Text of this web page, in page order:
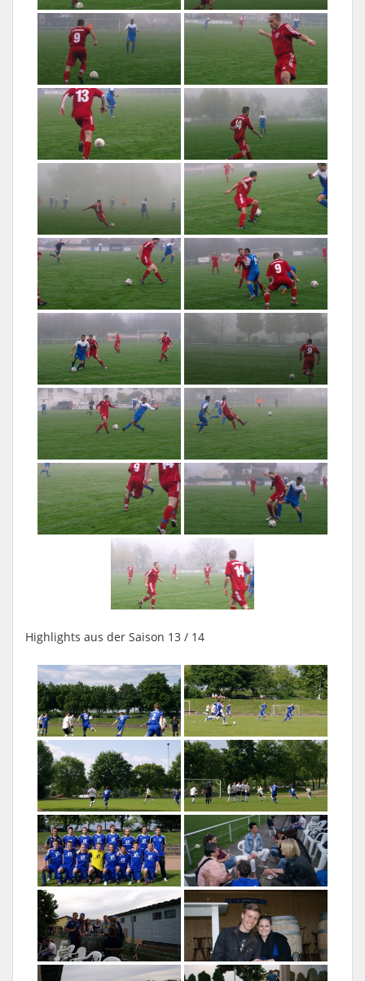
Highlights aus der Saison 13 / 14